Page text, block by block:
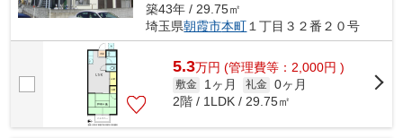
築43年 / 29.75㎡
埼玉県朝霞市本町 １丁目３２番２０号
5.3万円 (管理費等：2,000円 )
敷金 1ヶ月 礼金 0ヶ月
2階 / 1LDK / 29.75㎡